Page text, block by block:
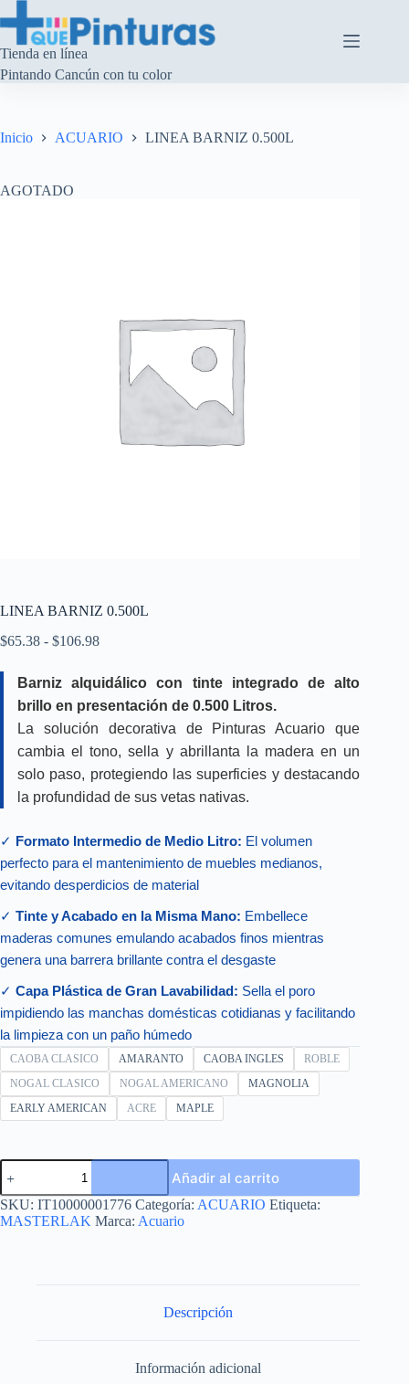
al
contenido
Tienda en línea
Pintando Cancún con tu color
Inicio ACUARIO LINEA BARNIZ 0.500L
AGOTADO
LINEA BARNIZ 0.500L
$65.38 - $106.98Rango
precios:
desde
$65.38
hasta
$106.98
Barniz alquidálico con tinte integrado de alto
brillo en presentación de 0.500 Litros.
La solución decorativa de Pinturas Acuario que
cambia el tono, sella y abrillanta la madera en un
solo paso, protegiendo las superficies y destacando
la profundidad de sus vetas nativas.
✓ Formato Intermedio de Medio Litro: El volumen
perfecto para el mantenimiento de muebles medianos,
evitando desperdicios de material
✓ Tinte y Acabado en la Misma Mano: Embellece
maderas comunes emulando acabados finos mientras
genera una barrera brillante contra el desgaste
✓ Capa Plástica de Gran Lavabilidad: Sella el poro
impidiendo las manchas domésticas cotidianas y facilitando
la limpieza con un paño húmedo
CAOBA CLASICO AMARANTO CAOBA INGLES
ROBLE
NOGAL CLASICO
NOGAL AMERICANO
MAGNOLIA
EARLY AMERICAN
ACRE MAPLE
LINEA
BARNIZ
0.500L
cantidad
Añadir al carrito
SKU: IT10000001776 Categoría: ACUARIO Etiqueta:
MASTERLAK Marca: Acuario
Descripción
Información adicional